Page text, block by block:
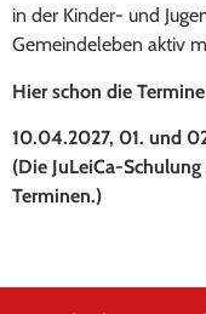
in der Kinder- und
Gemeindeleben aktiv
Hier schon die
10.04.2027, 01. und
(Die JuLeiCa-
Terminen.)